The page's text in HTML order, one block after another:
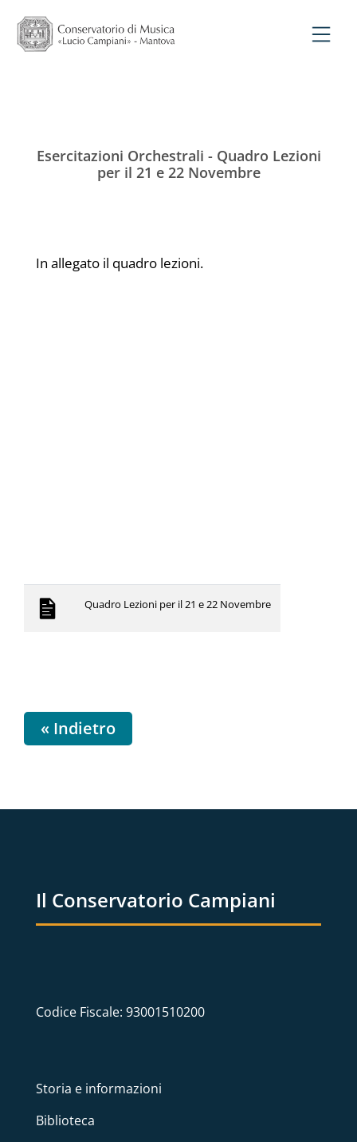
Esercitazioni Orchestrali - Quadro Lezioni
per il 21 e 22 Novembre
In allegato il quadro lezioni.
Quadro Lezioni per il 21 e 22 Novembre
« Indietro
Il Conservatorio Campiani
Codice Fiscale: 93001510200
Storia e informazioni
Biblioteca